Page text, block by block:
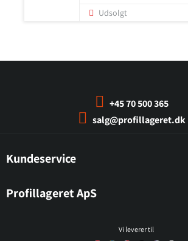
Udsolgt
+45 70 500 365
salg@profillageret.dk
Kundeservice
Profillageret ApS
Vi leverer til